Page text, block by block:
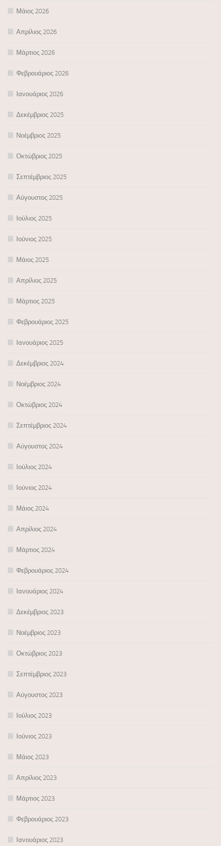
Μάιος 2026
Απρίλιος 2026
Μάρτιος 2026
Φεβρουάριος 2026
Ιανουάριος 2026
Δεκέμβριος 2025
Νοέμβριος 2025
Οκτώβριος 2025
Σεπτέμβριος 2025
Αύγουστος 2025
Ιούλιος 2025
Ιούνιος 2025
Μάιος 2025
Απρίλιος 2025
Μάρτιος 2025
Φεβρουάριος 2025
Ιανουάριος 2025
Δεκέμβριος 2024
Νοέμβριος 2024
Οκτώβριος 2024
Σεπτέμβριος 2024
Αύγουστος 2024
Ιούλιος 2024
Ιούνιος 2024
Μάιος 2024
Απρίλιος 2024
Μάρτιος 2024
Φεβρουάριος 2024
Ιανουάριος 2024
Δεκέμβριος 2023
Νοέμβριος 2023
Οκτώβριος 2023
Σεπτέμβριος 2023
Αύγουστος 2023
Ιούλιος 2023
Ιούνιος 2023
Μάιος 2023
Απρίλιος 2023
Μάρτιος 2023
Φεβρουάριος 2023
Ιανουάριος 2023